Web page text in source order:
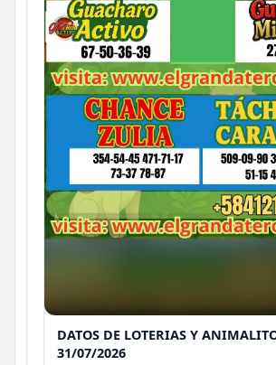
DATOS DE LOTERIAS Y
31/07/2026